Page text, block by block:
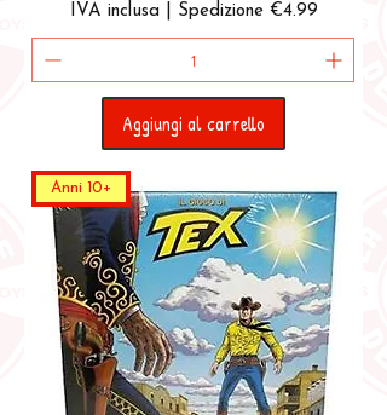
IVA inclusa Spedizione €4.99
Aggiungi al carrello
Anni 10+